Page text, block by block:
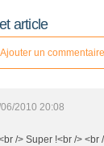
article
Ajouter un commentaire
2010 20:08
/> Super !<br /> <br